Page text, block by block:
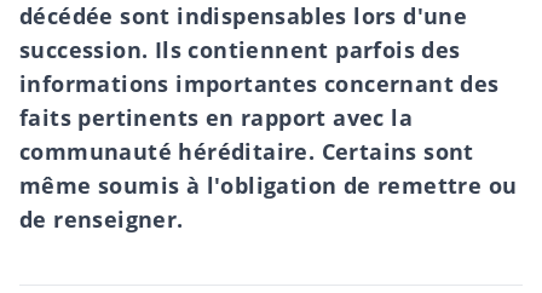
décédée sont indispensables lors d'une
succession. Ils contiennent parfois des
informations importantes concernant des
faits pertinents en rapport avec la
communauté héréditaire. Certains sont
même soumis à l'obligation de remettre ou
de renseigner.